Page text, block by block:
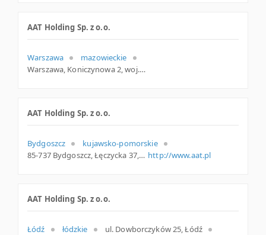
AAT Holding Sp. z o.o.
Warszawa
mazowieckie
Warszawa, Koniczynowa 2, woj. Mazowieckie, pow. Warszawa, gm. Warszawa
AAT Holding Sp. z o.o.
Bydgoszcz
kujawsko-pomorskie
85-737 Bydgoszcz, Łęczycka 37, woj. Kujawsko-pomorskie, pow. Bydgoszcz, gm. Bydgoszcz http://www.aat.pl
AAT Holding Sp. z o.o.
Łódź łódzkie
ul. Dowborczyków 25, Łódź